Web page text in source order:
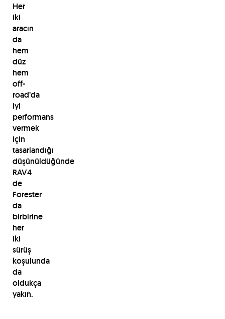
Her
iki
aracın
da
hem
düz
hem
off-
road’da
iyi
performans
vermek
için
tasarlandığı
düşünüldüğünde
RAV4
de
Forester
da
birbirine
her
iki
sürüş
koşulunda
da
oldukça
yakın.